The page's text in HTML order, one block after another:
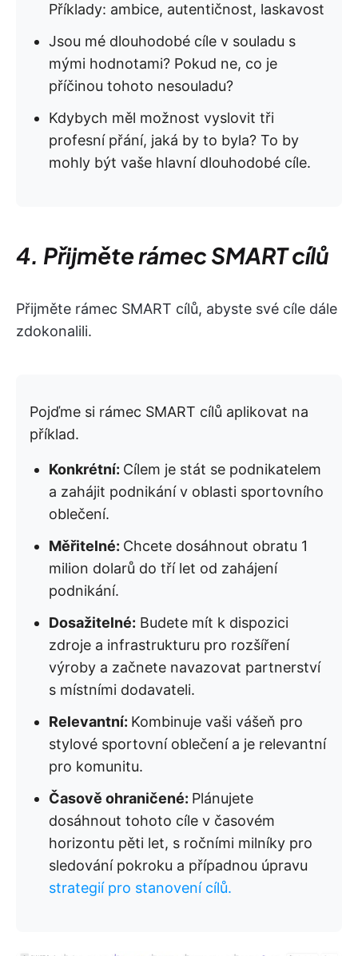
Příklady: ambice, autentičnost, laskavost
Jsou mé dlouhodobé cíle v souladu s
mými hodnotami? Pokud ne, co je
příčinou tohoto nesouladu?
Kdybych měl možnost vyslovit tři
profesní přání, jaká by to byla? To by
mohly být vaše hlavní dlouhodobé cíle.
4. Přijměte rámec SMART cílů
Přijměte rámec SMART cílů, abyste své cíle dále
zdokonalili.
Pojďme si rámec SMART cílů aplikovat na
příklad.
Konkrétní: Cílem je stát se podnikatelem
a zahájit podnikání v oblasti sportovního
oblečení.
Měřitelné: Chcete dosáhnout obratu 1
milion dolarů do tří let od zahájení
podnikání.
Dosažitelné: Budete mít k dispozici
zdroje a infrastrukturu pro rozšíření
výroby a začnete navazovat partnerství
s místními dodavateli.
Relevantní: Kombinuje vaši vášeň pro
stylové sportovní oblečení a je relevantní
pro komunitu.
Časově ohraničené: Plánujete
dosáhnout tohoto cíle v časovém
horizontu pěti let, s ročními milníky pro
sledování pokroku a případnou úpravu
strategií pro stanovení cílů.